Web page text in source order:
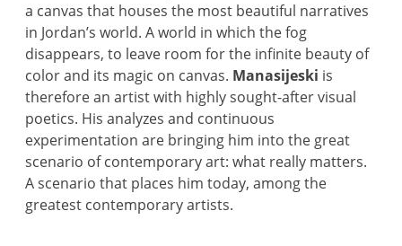
a canvas that houses the most beautiful narratives
in Jordan’s world. A world in which the fog
disappears, to leave room for the infinite beauty of
color and its magic on canvas. Manasijeski is
therefore an artist with highly sought-after visual
poetics. His analyzes and continuous
experimentation are bringing him into the great
scenario of contemporary art: what really matters.
A scenario that places him today, among the
greatest contemporary artists.